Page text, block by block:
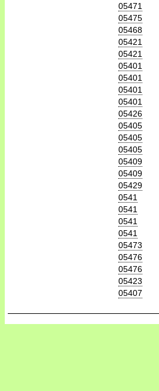
05471
05475
05468
05421
05421
05401
05401
05401
05401
05426
05405
05405
05405
05409
05409
05429
0541
0541
0541
0541
05473
05476
05476
05423
05407